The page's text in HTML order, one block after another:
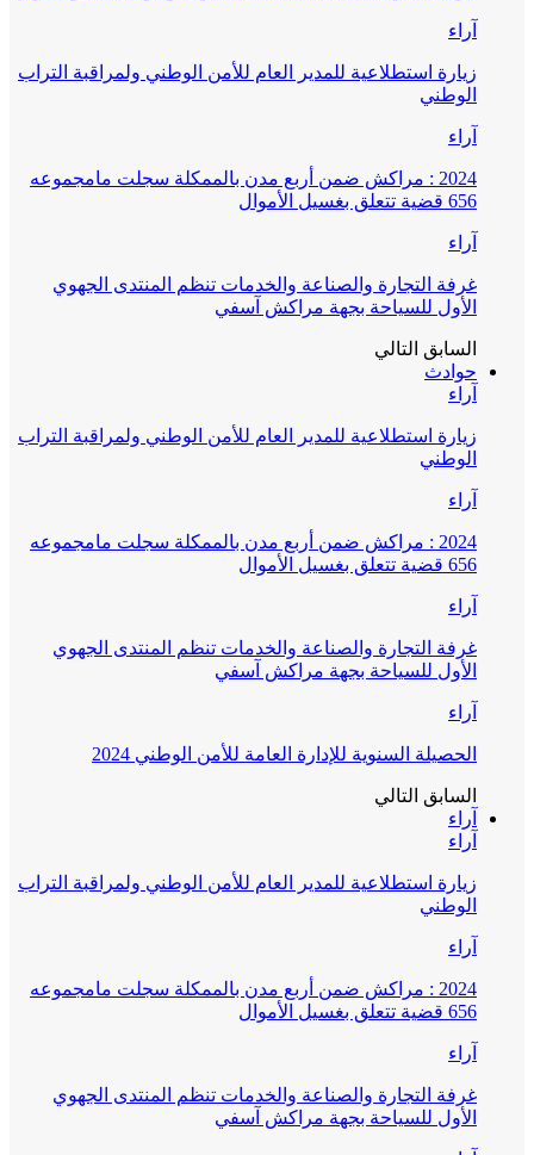
آراء
زيارة استطلاعية للمدير العام للأمن الوطني ولمراقبة التراب
الوطني
آراء
2024 : مراكش ضمن أربع مدن بالممكلة سجلت مامجموعه
656 قضية تتعلق بغسيل الأموال
آراء
غرفة التجارة والصناعة والخدمات تنظم المنتدى الجهوي
الأول للسياحة بجهة مراكش آسفي
السابق التالي
حوادث
آراء
زيارة استطلاعية للمدير العام للأمن الوطني ولمراقبة التراب
الوطني
آراء
2024 : مراكش ضمن أربع مدن بالممكلة سجلت مامجموعه
656 قضية تتعلق بغسيل الأموال
آراء
غرفة التجارة والصناعة والخدمات تنظم المنتدى الجهوي
الأول للسياحة بجهة مراكش آسفي
آراء
الحصيلة السنوية للإدارة العامة للأمن الوطني 2024
السابق التالي
آراء
آراء
زيارة استطلاعية للمدير العام للأمن الوطني ولمراقبة التراب
الوطني
آراء
2024 : مراكش ضمن أربع مدن بالممكلة سجلت مامجموعه
656 قضية تتعلق بغسيل الأموال
آراء
غرفة التجارة والصناعة والخدمات تنظم المنتدى الجهوي
الأول للسياحة بجهة مراكش آسفي